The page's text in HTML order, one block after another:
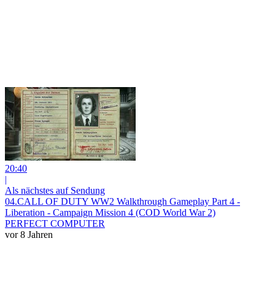
20:40
|
Als nächstes auf Sendung
04.CALL OF DUTY WW2 Walkthrough Gameplay Part 4 -
Liberation - Campaign Mission 4 (COD World War 2)
PERFECT COMPUTER
vor 8 Jahren